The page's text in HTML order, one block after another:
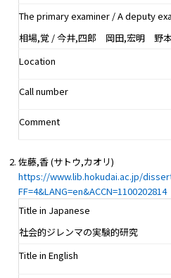
The primary examiner / A deputy
相場,覚 / 今井,四郎 岡田,宏明 野
Location
Call number
Comment
佐藤,香 (サトウ,カオリ)
https://www.lib.hokudai.ac.jp/
FF=4&LANG=en&ACCN=1100202814
Title in Japanese
社会的ジレンマの実験的研究
Title in English